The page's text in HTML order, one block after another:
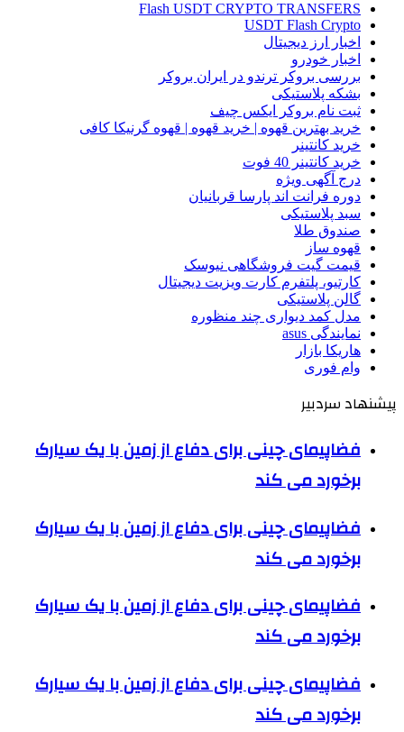
Flash USDT CRYPTO TRANSFERS
USDT Flash Crypto
اخبار ارز دیجیتال
اخبار خودرو
بررسی بروکر ترندو در ایران بروکر
بشکه پلاستیکی
ثبت نام بروکر ایکس چیف
خرید بهترین قهوه | خرید قهوه | قهوه گرنیکا کافی
خرید کانتینر
خرید کانتینر 40 فوت
درج آگهی ویژه
دوره فرانت اند پارسا قربانیان
سبد پلاستیکی
صندوق طلا
قهوه ساز
قیمت گیت فروشگاهی نیوسک
کارتیو، پلتفرم کارت ویزیت دیجیتال
گالن پلاستیکی
مدل کمد دیواری چند منظوره
نمایندگی asus
هاریکا بازار
وام فوری
پیشنهاد سردبیر
فضاپیمای چینی برای دفاع از زمین با یک سیارک
برخورد می کند
فضاپیمای چینی برای دفاع از زمین با یک سیارک
برخورد می کند
فضاپیمای چینی برای دفاع از زمین با یک سیارک
برخورد می کند
فضاپیمای چینی برای دفاع از زمین با یک سیارک
برخورد می کند